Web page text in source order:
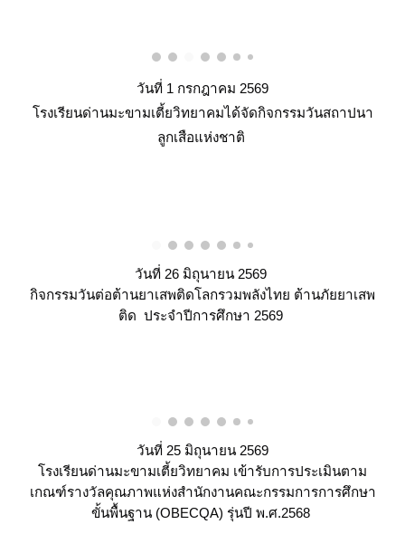
วันที่ 1 กรกฎาคม 2569
โรงเรียนด่านมะขามเตี้ยวิทยาคมได้จัดกิจกรรมวันสถาปนา
ลูกเสือแห่งชาติ
วันที่ 26 มิถุนายน 2569
กิจกรรมวันต่อต้านยาเสพติดโลกรวมพลังไทย ต้านภัยยาเสพ
ติด ประจำปีการศึกษา 2569
วันที่ 25 มิถุนายน 2569
โรงเรียนด่านมะขามเตี้ยวิทยาคม เข้ารับการประเมินตาม
เกณฑ์รางวัลคุณภาพแห่งสำนักงานคณะกรรมการการศึกษา
ขั้นพื้นฐาน (OBECQA) รุ่นปี พ.ศ.2568